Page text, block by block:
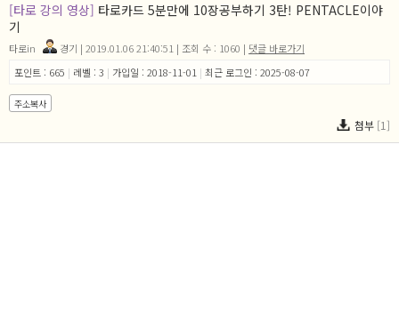
[타로 강의 영상] 타로카드 5분만에 10장공부하기 3탄! PENTACLE이야
기
타로in 경기 | 2019.01.06 21:40:51 | 조회 수 : 1060 | 댓글 바로가기
포인트 : 665 | 레벨 : 3 | 가입일 : 2018-11-01 | 최근 로그인 : 2025-08-07
주소복사
첨부 [1]